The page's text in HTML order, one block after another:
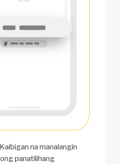
na manalangin
panatilihang